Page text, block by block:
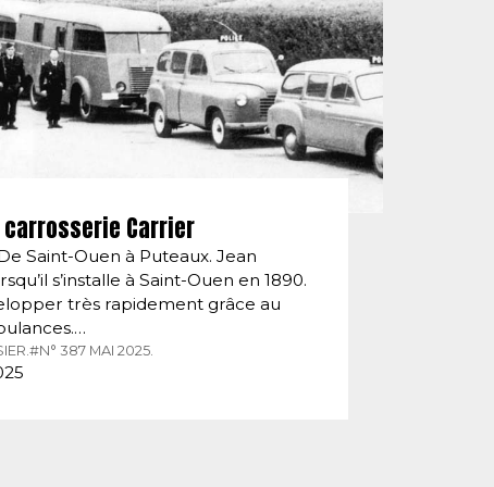
carrosserie Carrier
Saint-Ouen à Puteaux. Jean
s’installe à Saint-Ouen en 1890.
très rapidement grâce au
#N° 387 MAI 2025.